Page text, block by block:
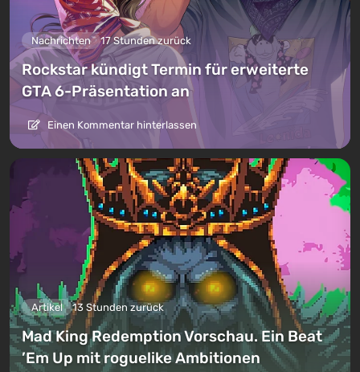
Nachrichten 17 Stunden zurück
Rockstar kündigt Termin für erweiterte
GTA 6-Präsentation an
Einen Kommentar hinterlassen
Artikel 13 Stunden zurück
Mad King Redemption Vorschau. Ein Beat
’Em Up mit roguelike Ambitionen